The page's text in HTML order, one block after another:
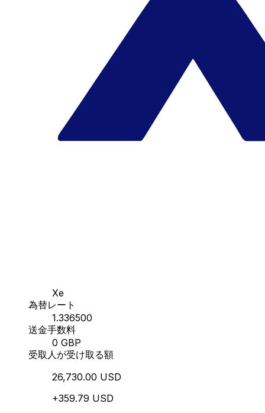
Xe
為替レート
1.336500
送金手数料
0 GBP
受取人が受け取る額
26,730.00 USD
+359.79 USD